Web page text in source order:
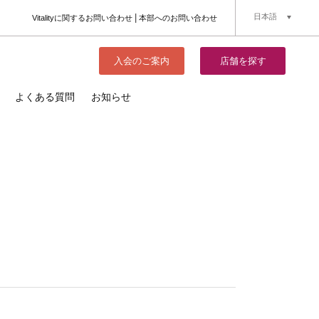
Vitalityに関するお問い合わせ 本部へのお問い合わせ
日本語
English
入会のご案内 店舗を探す
よくある質問 お知らせ